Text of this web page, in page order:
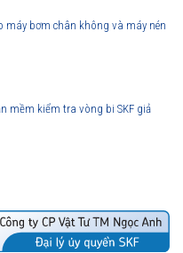
máy bơm chân không và máy nén
mềm kiểm tra vòng bi SKF giả